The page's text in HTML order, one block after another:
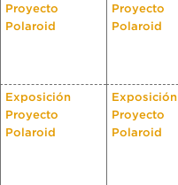
Proyecto
Polaroid
Proyecto
Polaroid
Exposición
Proyecto
Polaroid
Exposición
Proyecto
Polaroid